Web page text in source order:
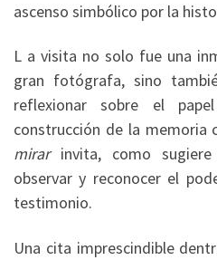
ascenso simbólico por la
L a visita no solo fue una
gran fotógrafa, sino
reflexionar sobre el
construcción de la memoria
mirarinvita, como
observar y reconocer el
testimonio.
Una cita imprescindible